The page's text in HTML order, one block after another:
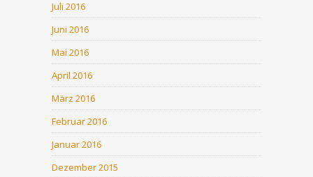
Juli 2016
Juni 2016
Mai 2016
April 2016
März 2016
Februar 2016
Januar 2016
Dezember 2015